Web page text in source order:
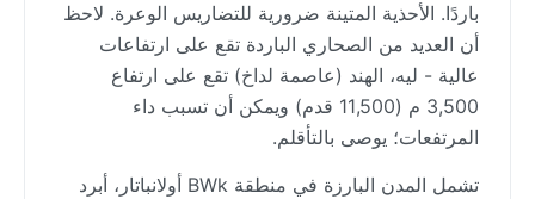
باردًا. الأحذية المتينة ضرورية للتضاريس الوعرة. لاحظ
أن العديد من الصحاري الباردة تقع على ارتفاعات
عالية - ليه، الهند (عاصمة لداخ) تقع على ارتفاع
3,500 م (11,500 قدم) ويمكن أن تسبب داء
المرتفعات؛ يوصى بالتأقلم.
تشمل المدن البارزة في منطقة BWk أولانباتار، أبرد